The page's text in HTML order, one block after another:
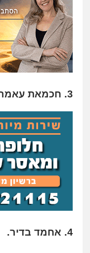
3. חכמאת עאמר.
4. אחמד בדיר.